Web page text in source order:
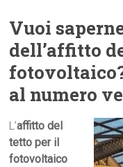
Vuoi
dell’affitto
al numero
L’affitto del
tetto per il
fotovoltaico